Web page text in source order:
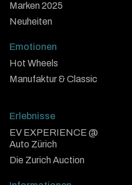
Marken 2025
Neuheiten
Emotionen
Hot Wheels
Manufaktur & Classic
Erlebnisse
EV EXPERIENCE @
Auto Zürich
Die Zurich Auction